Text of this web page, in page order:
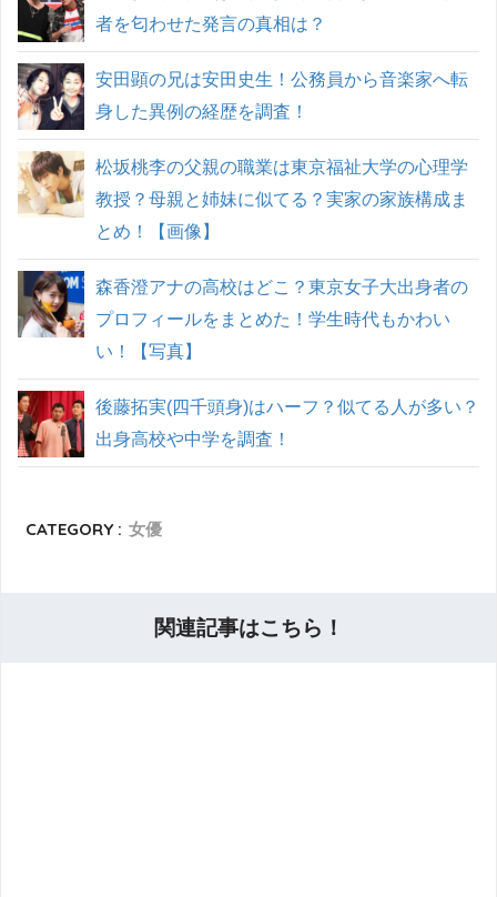
者を匂わせた発言の真相は？
安田顕の兄は安田史生！公務員から音楽家へ転
身した異例の経歴を調査！
松坂桃李の父親の職業は東京福祉大学の心理学
教授？母親と姉妹に似てる？実家の家族構成ま
とめ！【画像】
森香澄アナの高校はどこ？東京女子大出身者の
プロフィールをまとめた！学生時代もかわい
い！【写真】
後藤拓実(四千頭身)はハーフ？似てる人が多い？
出身高校や中学を調査！
CATEGORY : 女優
関連記事はこちら！